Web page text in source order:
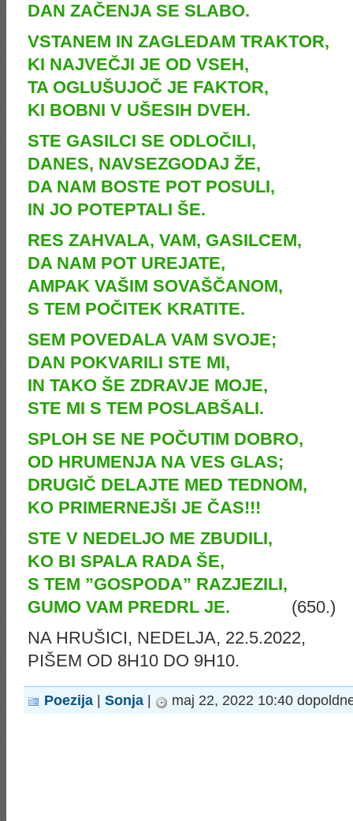
DAN ZAČENJA SE SLABO.
VSTANEM IN ZAGLEDAM TRAKTOR,
KI NAJVEČJI JE OD VSEH,
TA OGLUŠUJOČ JE FAKTOR,
KI BOBNI V UŠESIH DVEH.
STE GASILCI SE ODLOČILI,
DANES, NAVSEZGODAJ ŽE,
DA NAM BOSTE POT POSULI,
IN JO POTEPTALI ŠE.
RES ZAHVALA, VAM, GASILCEM,
DA NAM POT UREJATE,
AMPAK VAŠIM SOVAŠČANOM,
S TEM POČITEK KRATITE.
SEM POVEDALA VAM SVOJE;
DAN POKVARILI STE MI,
IN TAKO ŠE ZDRAVJE MOJE,
STE MI S TEM POSLABŠALI.
SPLOH SE NE POČUTIM DOBRO,
OD HRUMENJA NA VES GLAS;
DRUGIČ DELAJTE MED TEDNOM,
KO PRIMERNEJŠI JE ČAS!!!
STE V NEDELJO ME ZBUDILI,
KO BI SPALA RADA ŠE,
S TEM ”GOSPODA” RAZJEZILI,
GUMO VAM PREDRL JE.
(650.)
NA HRUŠICI, NEDELJA, 22.5.2022,
PIŠEM OD 8H10 DO 9H10.
Poezija Sonja maj 22, 2022 10:40